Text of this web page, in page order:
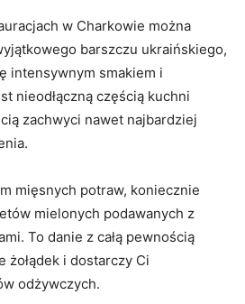
w Charkowie można
barszczu ukraińskiego,⁢
intensywnym smakiem ‍i
nieodłączną częścią kuchni‌
zachwyci nawet najbardziej
mięsnych potraw, koniecznie
mielonych podawanych z
To danie z całą pewnością
żołądek i‌ dostarczy Ci
odżywczych.